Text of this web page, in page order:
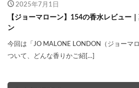
2025年7月1日
【ジョーマローン】154の香水レビュー
ン
今回は「JO MALONE LONDON（ジョー
ついて、どんな香りかご紹[…]